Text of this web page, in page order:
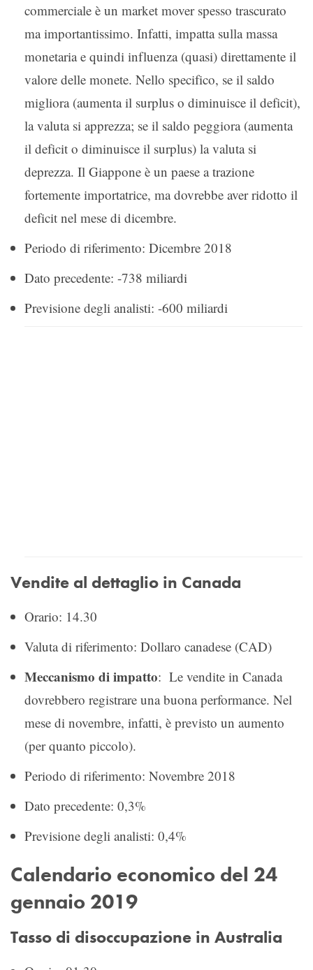
commerciale è un market mover spesso trascurato
ma importantissimo. Infatti, impatta sulla massa
monetaria e quindi influenza (quasi) direttamente il
valore delle monete. Nello specifico, se il saldo
migliora (aumenta il surplus o diminuisce il deficit),
la valuta si apprezza; se il saldo peggiora (aumenta
il deficit o diminuisce il surplus) la valuta si
deprezza. Il Giappone è un paese a trazione
fortemente importatrice, ma dovrebbe aver ridotto il
deficit nel mese di dicembre.
Periodo di riferimento: Dicembre 2018
Dato precedente: -738 miliardi
Previsione degli analisti: -600 miliardi
Vendite al dettaglio in Canada
Orario: 14.30
Valuta di riferimento: Dollaro canadese (CAD)
Meccanismo di impatto: Le vendite in Canada
dovrebbero registrare una buona performance. Nel
mese di novembre, infatti, è previsto un aumento
(per quanto piccolo).
Periodo di riferimento: Novembre 2018
Dato precedente: 0,3%
Previsione degli analisti: 0,4%
Calendario economico del 24
gennaio 2019
Tasso di disoccupazione in Australia